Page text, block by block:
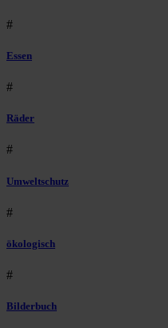
#
Essen
#
Räder
#
Umweltschutz
#
ökologisch
#
Bilderbuch